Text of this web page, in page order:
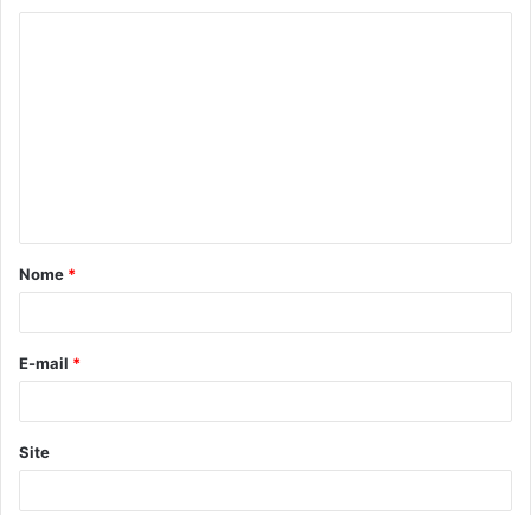
á
r
*
Nome *
E-mail *
Site